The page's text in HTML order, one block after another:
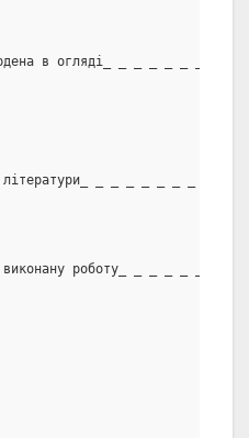
в огляді_ _ _ _ _ _ _ _
літератури_ _ _ _ _ _ _ _ _ _
виконану роботу_ _ _ _ _ _ _